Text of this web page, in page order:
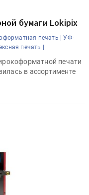
бумаги Lokipix
печать | УФ-
печать |
печати
в ассортименте